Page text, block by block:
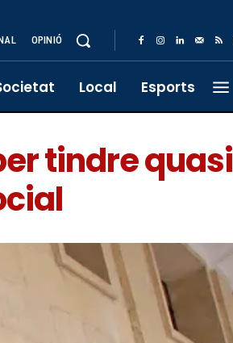
OPINIÓ
Local Esports
tindre quasi